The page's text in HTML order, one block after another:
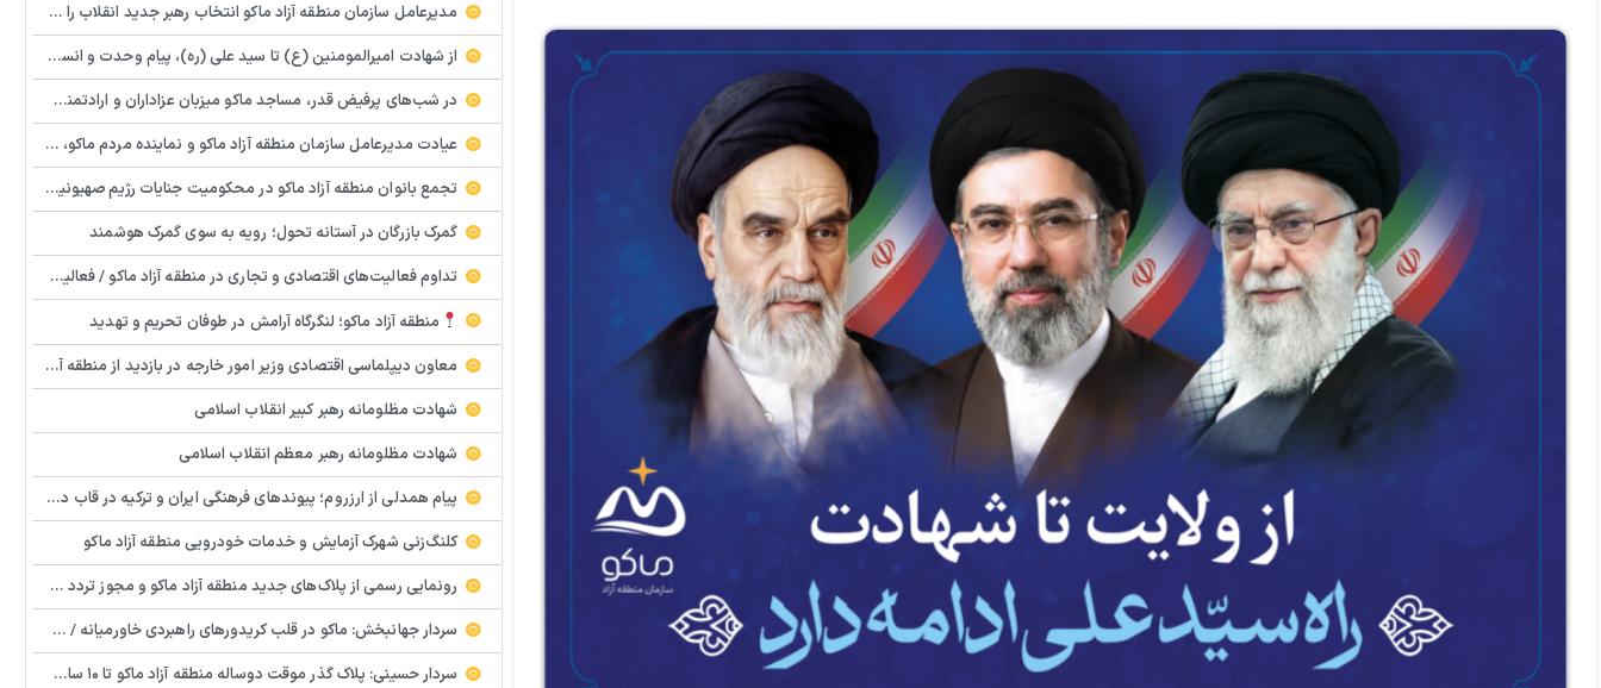
مدیرعامل سازمان منطقه آزاد ماکو انتخاب رهبر جدید انقلاب را تبریک گفت
از شهادت امیرالمومنین (ع) تا سید علی (ره)، پیام وحدت و انسجام اسلامی
در شب‌های پرفیض قدر، مساجد ماکو میزبان عزاداران و ارادتمندان به اهل بیت (ع) هستند.
عیادت مدیرعامل سازمان منطقه آزاد ماکو و نماینده مردم ماکو، شوط و پلدشت از مجروحان حملات اخیر
تجمع بانوان منطقه آزاد ماکو در محکومیت جنایات رژیم صهیونیستی و آمریکا
گمرک بازرگان در آستانه تحول؛ رویه به سوی گمرک هوشمند
تداوم فعالیت‌های اقتصادی و تجاری در منطقه آزاد ماکو / فعالیت گمرک، بازارچه‌ها و واحدهای تولیدی ادامه دارد
منطقه آزاد ماکو؛ لنگرگاه آرامش در طوفان تحریم و تهدید
معاون دیپلماسی اقتصادی وزیر امور خارجه در بازدید از منطقه آزاد ماکو: گمرک بازرگان، معبر حیاتی در شرایط جنگ
شهادت مظلومانه رهبر کبیر انقلاب اسلامی
شهادت مظلومانه رهبر معظم انقلاب اسلامی
پیام همدلی از ارزروم؛ پیوندهای فرهنگی ایران و ترکیه در قاب دیپلماسی مرزی
کلنگ‌زنی شهرک آزمایش و خدمات خودرویی منطقه آزاد ماکو
رونمایی رسمی از پلاک‌های جدید منطقه آزاد ماکو و مجوز تردد در سطح آذربایجان غربی
سردار جهانبخش: ماکو در قلب کریدورهای راهبردی خاورمیانه / ماکو می‌تواند به هاب خودرویی کشور تبدیل شود
سردار حسینی: پلاک گذر موقت دو‌ساله منطقه آزاد ماکو تا ۱۰ سال قابل تمدید است